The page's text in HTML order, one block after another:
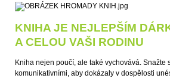
KNIHA JE NEJLEPŠÍM
A CELOU VAŠI RODINU
Kniha nejen poučí, ale také vychovává.
komunikativními, aby dokázaly v dospělosti